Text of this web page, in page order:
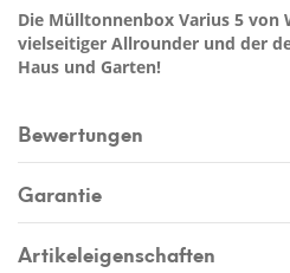
Die Mülltonnenbox Varius 5 von
vielseitiger Allrounder und der
Haus und Garten!
Bewertungen
Garantie
Artikeleigenschaften